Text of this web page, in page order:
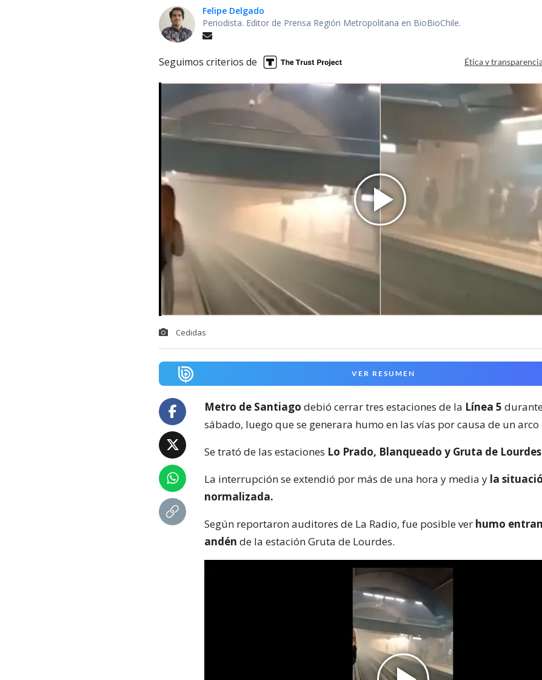
Felipe Delgado
Periodista. Editor de Prensa Región Metropolitana en BioBioChile.
Seguimos criterios de Ética y
Cedidas
VER RESUMEN
Metro de Santiago debió cerrar tres estaciones de la Línea 5
sábado, luego que se generara humo en las vías por causa de un arco
Se trató de las estaciones Lo Prado, Blanqueado y Gruta de
La interrupción se extendió por más de una hora y media y la
normalizada.
Según reportaron auditores de La Radio, fue posible ver humo
andén de la estación Gruta de Lourdes.